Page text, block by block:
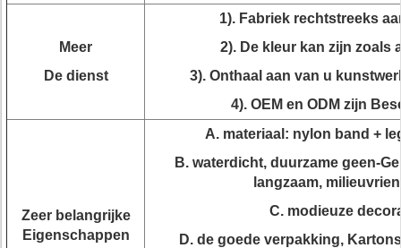
Meer
De dienst
1). Fabriek rechtstreeks
2). De kleur kan zijn zoals
3). Onthaal aan van u
4). OEM en ODM zijn
Zeer belangrijke
Eigenschappen
A. materiaal: nylon band +
B. waterdicht, duurzame geen-
langzaam,
C. modieuze
D. de goede verpakking,